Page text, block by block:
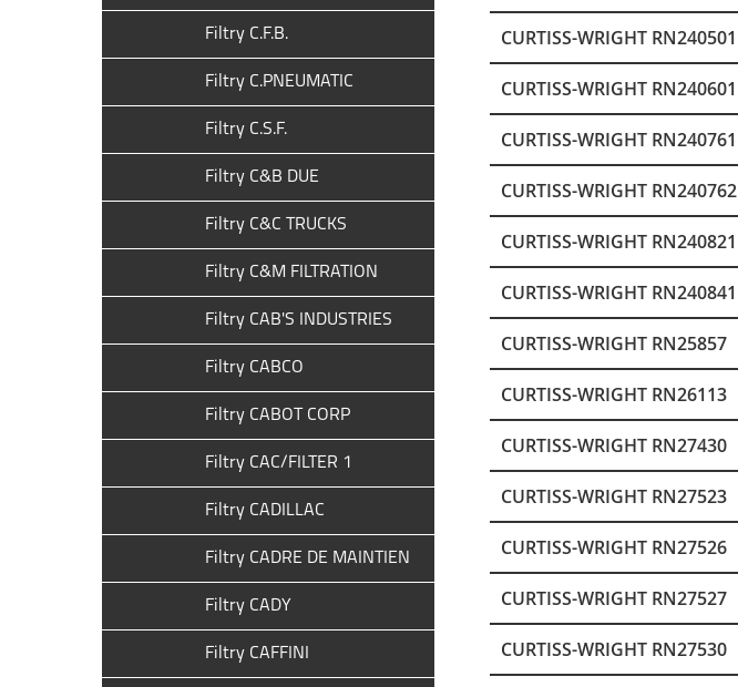
Filtry C.F.B.
Filtry C.PNEUMATIC
Filtry C.S.F.
Filtry C&B DUE
Filtry C&C TRUCKS
Filtry C&M FILTRATION
Filtry CAB'S INDUSTRIES
Filtry CABCO
Filtry CABOT CORP
Filtry CAC/FILTER 1
Filtry CADILLAC
Filtry CADRE DE MAINTIEN
Filtry CADY
Filtry CAFFINI
CURTISS-WRIGHT RN240501
CURTISS-WRIGHT RN240601
CURTISS-WRIGHT RN240761
CURTISS-WRIGHT RN240762
CURTISS-WRIGHT RN240821
CURTISS-WRIGHT RN240841
CURTISS-WRIGHT RN25857
CURTISS-WRIGHT RN26113
CURTISS-WRIGHT RN27430
CURTISS-WRIGHT RN27523
CURTISS-WRIGHT RN27526
CURTISS-WRIGHT RN27527
CURTISS-WRIGHT RN27530